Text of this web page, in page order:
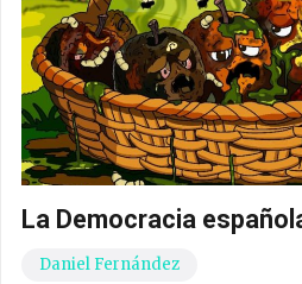
La Democracia
Daniel Fernández